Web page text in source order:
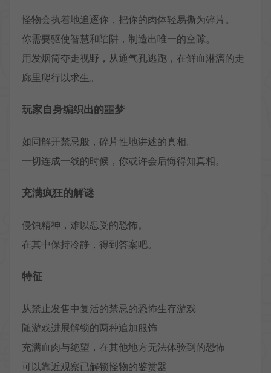
怪物会执着地追逐你，把你的肉体轻易撕为碎片。
你需要驱使智慧和陷阱，制造出唯一的空隙。
用发烟筒夺走视野，从通气孔逃跑，在鲜血淋漓的走
廊里爬行以求生。
玩家自身编织出的噩梦
如同解开禁忌般，碎片性地讲述的真相。
一切连成一线的时候，你或许会后悔得知真相。
充满疯狂的解谜
侵蚀精神，难以忍受的恐怖。
在其中保持冷静，得到答案吧。
特征
从禁止发售中复活的禁忌的恐怖生存游戏
随游戏进展解锁的两种追加服饰
充满血肉与绝望，在其他地方无法体验到的恐怖
可以靠近观察已解锁怪物的鉴赏器